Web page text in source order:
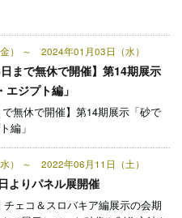
） ～ 2024年01月03日（水）
日まで無休で開催】第14期展示
エジプト編」
で無休で開催】第14期展示「砂で
編」
） ～ 2022年06月11日（土）
よりパネル展開催
ェコ＆スロバキア編展示の会期